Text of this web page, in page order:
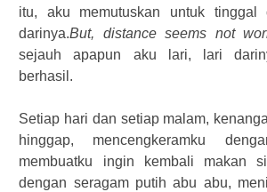
itu, aku memutuskan untuk
darinya.But, distance seems not
sejauh apapun aku lari, lari
berhasil.
Setiap hari dan setiap malam,
hinggap, mencengkeramku
membuatku ingin kembali makan
dengan seragam putih abu abu,